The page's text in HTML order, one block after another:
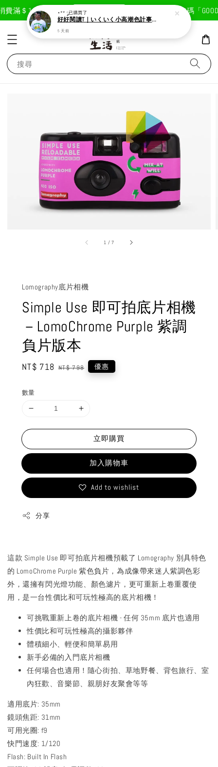
滿＄1800免運費 現在去購物！ 首次註冊輸入折扣碼「
搜尋
1 /7
Lomography底片相機
Simple Use 即可拍底片相機
－LomoChrome Purple 紫調
負片版本
Sale
NT$ 718 Regular
NT$ 798 優惠
數量
立即購買
加入購物車
Add to wishlist
分享
這款 Simple Use 即可拍底片相機預載了 Lomography 別具特色
的 LomoChrome Purple 紫色負片，為成像帶來迷人紫調色彩
外，還擁有閃光燈功能、顏色濾片，更可重新上卷重覆使
用，是一台性價比和可玩性極高的底片相機！
可挑戰重新上卷的底片相機 - 任何 35mm 底片也適用
性價比和可玩性極高的攝影夥伴
體積細小、輕便和簡單易用
新手必備的入門底片相機
任何場合也適用！隨心街拍、草地野餐、背包旅行、室
內狂歡、音樂節、親朋好友聚會等等
適用底片: 35mm
鏡頭焦距: 31mm
可用光圈: f9
快門速度: 1/120
Flash: Built In Flash
⋆** ༘已購買了
好好閱讀T｜いくいく小高潮色計事務所X好好生活書店聯名款
5 天前